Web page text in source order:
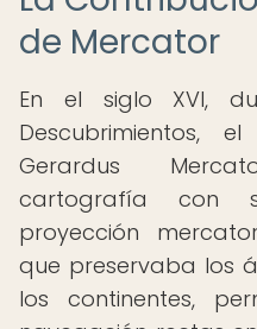
de Mercator
En el siglo XVI,
Descubrimientos,
Gerardus
cartografía con
proyección
que preservaba los
los continentes,